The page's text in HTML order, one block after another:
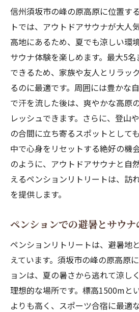
信州須坂市の峰の原高原に位置す
トでは、アウトドアサウナが大人
高地にあるため、夏でも涼しい環
サウナ体験を楽しめます。最大5
できるため、家族や友人とリラッ
るのに最適です。周囲には豊かな
で汗を流した後は、爽やかな高原
レッシュできます。さらに、登山
の合間に立ち寄るスポットとして
中で心身をリセットする絶好の機
のように、アウトドアサウナと自
えるペンションリトリートは、訪
を提供します。
ペンションでの避暑とサウナ
ペンションリトリートは、避暑地
えています。須坂市の峰の原高原
ョンは、夏の暑さから逃れて涼し
理想的な場所です。標高1500mと
よりも高く、スポーツ合宿に最適